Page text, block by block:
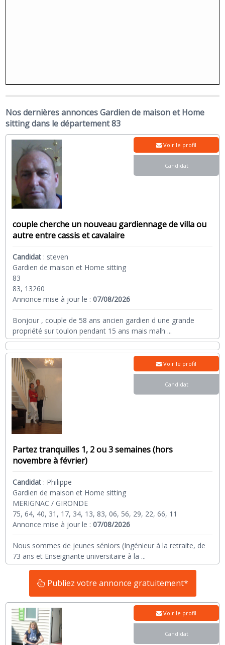
Nos dernières annonces Gardien de maison et Home
sitting dans le département 83
couple cherche un nouveau gardiennage de villa ou
autre entre cassis et cavalaire
Candidat : steven
Gardien de maison et Home sitting
83
83, 13260
Annonce mise à jour le :07/08/2026
Bonjour , couple de 58 ans ancien gardien d une grande
propriété sur toulon pendant 15 ans mais malh ...
Voir le profil
Candidat
Partez tranquilles 1, 2 ou 3 semaines (hors
novembre à février)
Candidat : Philippe
Gardien de maison et Home sitting
MERIGNAC / GIRONDE
75, 64, 40, 31, 17, 34, 13, 83, 06, 56, 29, 22, 66, 11
Annonce mise à jour le :07/08/2026
Nous sommes de jeunes séniors (Ingénieur à la retraite, de
73 ans et Enseignante universitaire à la ...
Voir le profil
Candidat
Publiez votre annonce gratuitement*
Voir le profil
Candidat